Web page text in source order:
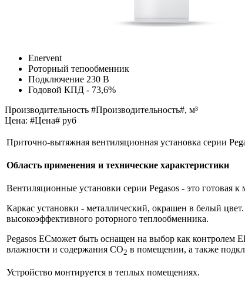
Enervent
Роторный тепообменник
Подключение 230 В
Годовой КПД - 73,6%
Производительность #Производительность#, м³
Цена: #Цена# руб
Приточно-вытяжная вентиляционная установка серии
Область применения и технические характеристики
Вентиляционные установки серии Pegasos - это готовая
Каркас установки - металлический, окрашен в белый
высокоэффективного роторного теплообменника.
Pegasos ECможет быть оснащен на выбор как контролем
влажности и содержания СО2 в помещении, а также
Устройство монтируется в теплых помещениях.